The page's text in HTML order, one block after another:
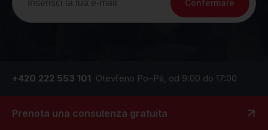
Confermare
+420 222 553 101 Otevřeno Po–Pá, od 9:00 do 17:00
Prenota una consulenza gratuita